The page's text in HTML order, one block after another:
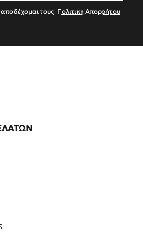
τους Πολιτική Απορρήτου